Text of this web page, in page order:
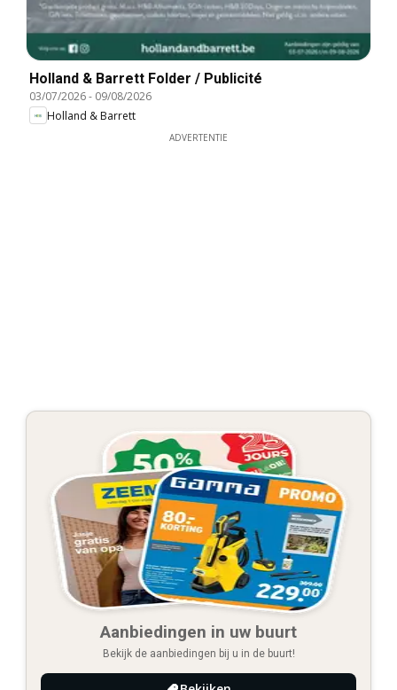
Holland & Barrett Folder / Publicité
03/07/2026- 09/08/2026
Holland & Barrett
ADVERTENTIE
Aanbiedingen in uw buurt
Bekijk de aanbiedingen bij u in de buurt!